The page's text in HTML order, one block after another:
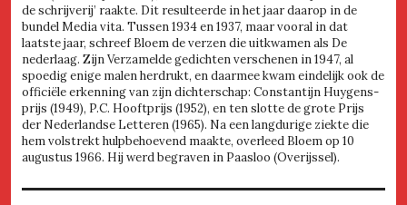
de schrijverij’ raakte. Dit resulteerde in het jaar daarop in de
bundel Media vita. Tussen 1934 en 1937, maar vooral in dat
laatste jaar, schreef Bloem de verzen die uitkwamen als De
nederlaag. Zijn Verzamelde gedichten verschenen in 1947, al
spoedig enige malen herdrukt, en daarmee kwam eindelijk ook de
officiële erkenning van zijn dichterschap: Constantijn Huygens-
prijs (1949), P.C. Hooftprijs (1952), en ten slotte de grote Prijs
der Nederlandse Letteren (1965). Na een langdurige ziekte die
hem volstrekt hulpbehoevend maakte, overleed Bloem op 10
augustus 1966. Hij werd begraven in Paasloo (Overijssel).